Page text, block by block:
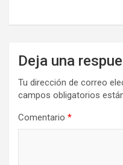
Deja una
Tu dirección de correo
campos obligatorios
Comentario *